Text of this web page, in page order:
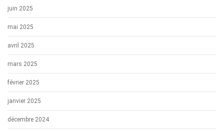
juin 2025
mai 2025
avril 2025
mars 2025
février 2025
janvier 2025
décembre 2024